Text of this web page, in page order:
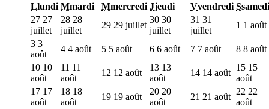
Llundi Mmardi Mmercredi Jjeudi Vvendredi Ssamedi
27 27
juillet
28 28
juillet
29 29 juillet
30 30
juillet
31 31
juillet
1 1 août
3 3
août
4 4 août 5 5 août 6 6 août 7 7 août 8 8 août
10 10
août
11 11
août
12 12 août
13 13
août
14 14 août
15 15
août
17 17
août
18 18
août
19 19 août
20 20
août
21 21 août
22 22
août